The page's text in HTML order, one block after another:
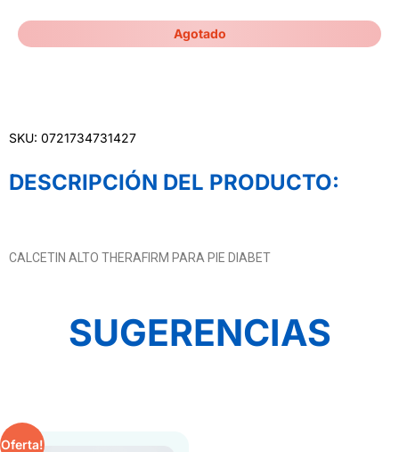
Agotado
SKU: 0721734731427
DESCRIPCIÓN DEL PRODUCTO:
CALCETIN ALTO THERAFIRM PARA PIE DIABET
SUGERENCIAS
Oferta!